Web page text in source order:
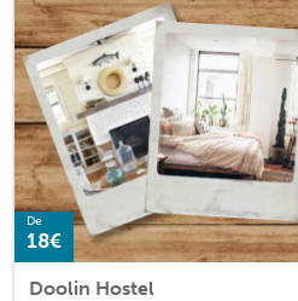
De
18€
Doolin Hostel